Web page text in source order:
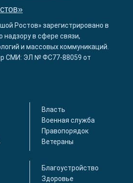
Ростов» зарегистрировано в
в сфере связи,
и массовых коммуникаций.
СМИ: ЭЛ № ФС77-88059 от
Власть
Военная служба
Правопорядок
Ветераны
Благоустройство
Здоровье